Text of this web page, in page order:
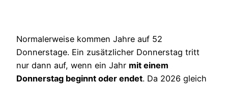
Normalerweise kommen Jahre auf 52
Donnerstage. Ein zusätzlicher Donnerstag tritt
nur dann auf, wenn ein Jahr mit einem
Donnerstag beginnt oder endet. Da 2026 gleich